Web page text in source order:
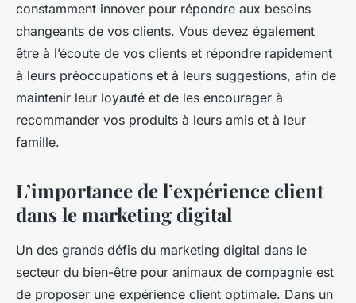
constamment innover pour répondre aux besoins
changeants de vos clients. Vous devez également
être à l’écoute de vos clients et répondre rapidement
à leurs préoccupations et à leurs suggestions, afin de
maintenir leur loyauté et de les encourager à
recommander vos produits à leurs amis et à leur
famille.
L’importance de l’expérience client
dans le marketing digital
Un des grands défis du marketing digital dans le
secteur du bien-être pour animaux de compagnie est
de proposer une expérience client optimale. Dans un